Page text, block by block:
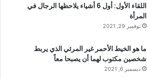
اللقاء الأول: أول 6 أشياء يلاحظها الرجال في
المرأة
نوفمبر 29, 2021
ما هو الخيط الأحمر غير المرئي الذي يربط
شخصين مكتوب لهما أن يصبحا معاً
ديسمبر 6, 2021